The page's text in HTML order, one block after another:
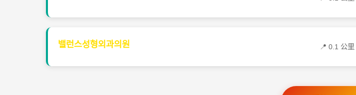
밸런스성형외과의원 📍 0.1 公里